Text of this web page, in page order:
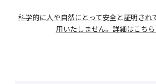
科学的に人や自然にとって安全と証明され
用いたしません。詳細はこち